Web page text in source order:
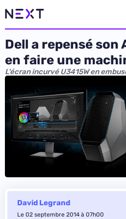
Dell a repensé son
en faire une
L'écran incurvé U3415W en
David Legrand
Le 02 septembre 2014 à 07h00